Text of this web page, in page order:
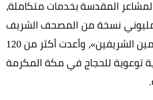
المقدسة بخدمات متكاملة،
مليوني نسخة من المصحف الشريف
«هدية خادم الحرمين الشريفين»، وأعدت أكثر من 120
توعوية للحجاج في مكة المكرمة